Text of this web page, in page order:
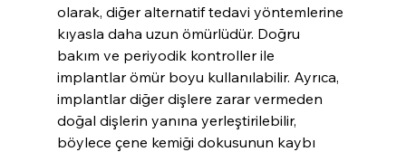
olarak, diğer alternatif tedavi yöntemlerine
kıyasla daha uzun ömürlüdür. Doğru
bakım ve periyodik kontroller ile
implantlar ömür boyu kullanılabilir. Ayrıca,
implantlar diğer dişlere zarar vermeden
doğal dişlerin yanına yerleştirilebilir,
böylece çene kemiği dokusunun kaybı